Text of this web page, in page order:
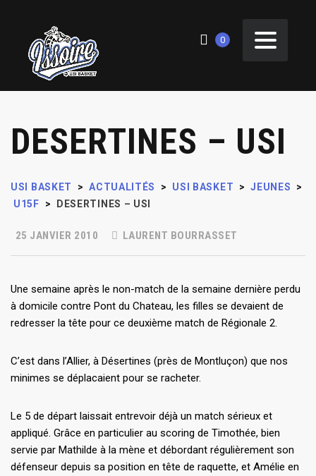
0
DESERTINES – USI
USI BASKET > ACTUALITÉS > USI BASKET > JEUNES
>
U15F
> DESERTINES – USI
25 JANVIER 2010 LAURENT BOURRASSET
Une semaine après le non-match de la semaine dernière perdu
à domicile contre Pont du Chateau, les filles se devaient de
redresser la tête pour ce deuxième match de Régionale 2.
C’est dans l’Allier, à Désertines (près de Montluçon) que nos
minimes se déplacaient pour se racheter.
Le 5 de départ laissait entrevoir déjà un match sérieux et
appliqué. Grâce en particulier au scoring de Timothée, bien
servie par Mathilde à la mène et débordant régulièrement son
défenseur depuis sa position en tête de raquette, et Amélie en